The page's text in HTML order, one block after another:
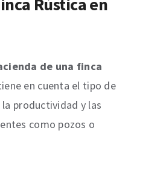
de una finca
en cuenta el tipo de
productividad y las
como pozos o